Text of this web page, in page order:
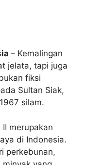
– Kemalingan
jelata, tapi juga
fiksi
Sultan Siak,
silam.
merupakan
di Indonesia.
perkebunan,